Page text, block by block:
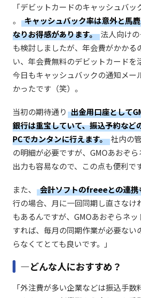
「デビットカードのキャッシュバ
。
キャッシュバック率は意外と馬
なりお得感があります。 法人向け
も検討しましたが、年会費がかかる
い、年会費無料のデビットカードを
今日もキャッシュバックの通知メー
かったです（笑）。
当初の期待通り 出金用口座として
銀行は重宝していて、振込予約など
PCでカンタンに行えます。 社内の
の明細が必要ですが、GMOあおぞ
出力も容易なので、この点も便利です
また、
会計ソフトのfreeeとの連携
行の場合、月に一回同期し直さなけ
もあるんですが、GMOあおぞらネ
すれば、毎月の同期作業が必要ない
らなくてとても良いです。」
―どんな人におすすめ？
「外注費が多い企業などは振込手